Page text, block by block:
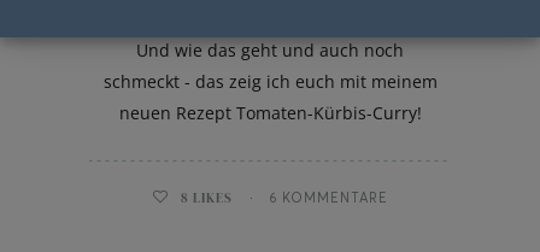
Und wie das geht und auch noch
schmeckt - das zeig ich euch mit meinem
neuen Rezept Tomaten-Kürbis-Curry!
8 LIKES 6 KOMMENTARE